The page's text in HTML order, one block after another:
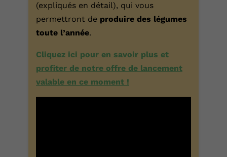
(expliqués en détail), qui vous
permettront de produire des légumes
toute l’année.
Cliquez ici pour en savoir plus et
profiter de notre offre de lancement
valable en ce moment !